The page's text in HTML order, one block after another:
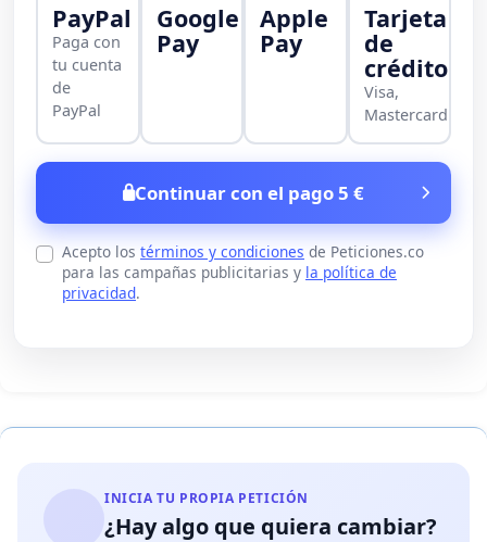
PayPal
Paga con
tu cuenta
de
PayPal
Google
Pay
Apple
Pay
Tarjeta
de
crédito
Visa,
Mastercard
Continuar con el pago 5 €
Acepto los términos y condiciones de Peticiones.co
para las campañas publicitarias y la política de
privacidad.
INICIA TU PROPIA PETICIÓN
¿Hay algo que quiera cambiar?